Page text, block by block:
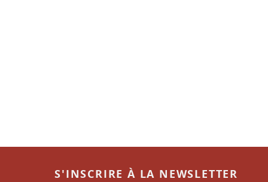
S'INSCRIRE À LA NEWSLETTER